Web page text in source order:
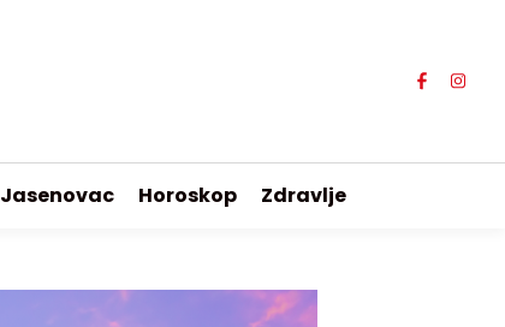
Jasenovac Horoskop Zdravlje